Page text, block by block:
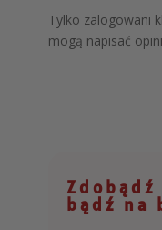
Tylko zalogowani
mogą napisać
bądź na